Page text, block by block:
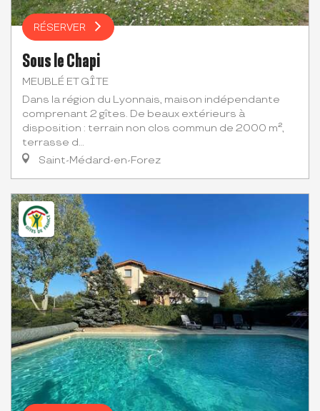
RÉSERVER
Sous le Chapi
MEUBLÉ ET GÎTE
Dans la région du Lyonnais, maison indépendante
comprenant 2 gîtes. De beaux extérieurs à
disposition : terrain non clos commun de 2000 m²,
terrasse d...
Saint-Médard-en-Forez